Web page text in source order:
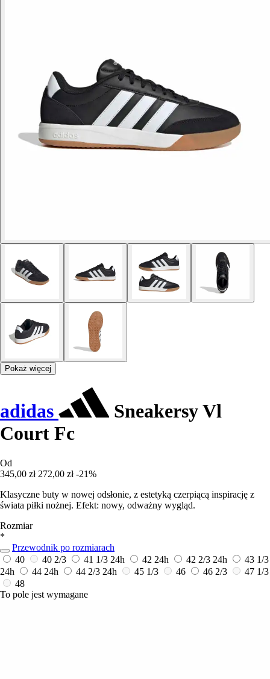
Pokaż więcej
adidas
Sneakersy Vl
Court Fc
Od
345,00 zł 272,00 zł -21%
Klasyczne buty w nowej odsłonie, z estetyką czerpiącą inspirację z
świata piłki nożnej. Efekt: nowy, odważny wygląd.
Rozmiar
*
Przewodnik po rozmiarach
40
40 2/3 41 1/3 24h 42 24h 42 2/3 24h
43 1/3
24h
44 24h 44 2/3 24h 45 1/3 46 46 2/3
47 1/3
48
To pole jest wymagane